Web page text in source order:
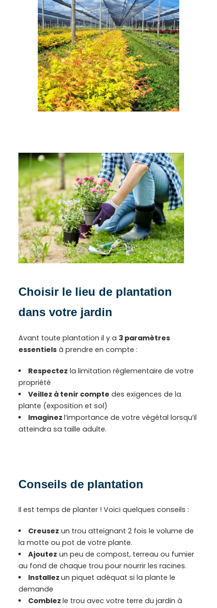
Choisir le lieu de plantation
dans votre jardin
Avant toute plantation il y a 3 paramètres
essentiels à prendre en compte :
Respectez la limitation réglementaire de votre
propriété
Veillez à tenir compte des exigences de la
plante (exposition et sol)
Imaginezl’importance de votre végétal lorsqu’il
atteindra sa taille adulte.
Conseils de plantation
Il est temps de planter ! Voici quelques conseils :
Creusez un trou atteignant 2 fois le volume de
la motte ou pot de votre plante.
Ajoutez un peu de compost, terreau ou fumier
au fond de chaque trou pour nourrir les racines.
Installezun piquet adéquat si la plante le
demande
Comblezle trou avec votre terre du jardin à